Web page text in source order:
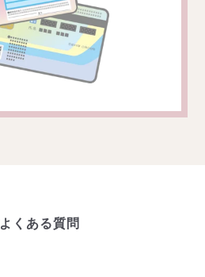
よくある質問